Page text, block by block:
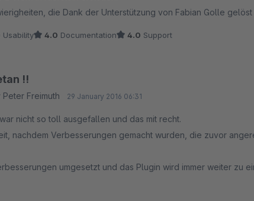
die Dank der Unterstützung von Fabian Golle
Usability 4.0 Documentation 4.0 Support
!!
Peter Freimuth 29 January 2016 06:31
nicht so toll ausgefallen und das mit recht.
nachdem Verbesserungen gemacht wurden, die zuvor
umgesetzt und das Plugin wird immer weiter zu